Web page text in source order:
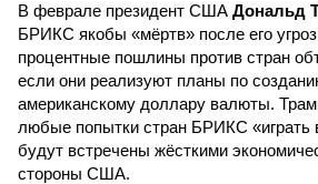
В феврале президент США Дональд
БРИКС якобы «мёртв» после его
процентные пошлины против стран
если они реализуют планы по
американскому доллару валюты.
любые попытки стран БРИКС «играть
будут встречены жёсткими
стороны США.